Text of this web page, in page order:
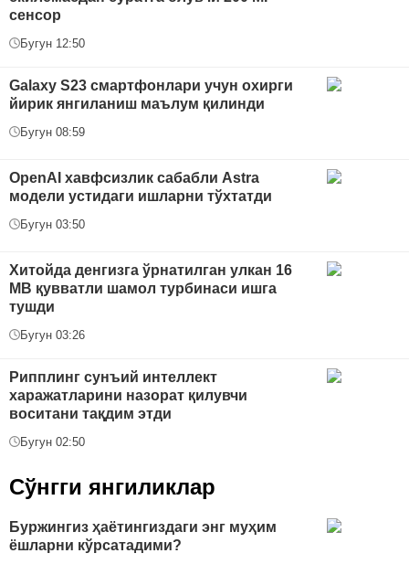
сенсор
Бугун 12:50
Galaxy S23 смартфонлари учун охирги
йирик янгиланиш маълум қилинди
Бугун 08:59
OpenAI хавфсизлик сабабли Astra
модели устидаги ишларни тўхтатди
Бугун 03:50
Хитойда денгизга ўрнатилган улкан 16
МВ қувватли шамол турбинаси ишга
тушди
Бугун 03:26
Рипплинг сунъий интеллект
харажатларини назорат қилувчи
воситани тақдим этди
Бугун 02:50
Сўнгги янгиликлар
Буржингиз ҳаётингиздаги энг муҳим
ёшларни кўрсатадими?